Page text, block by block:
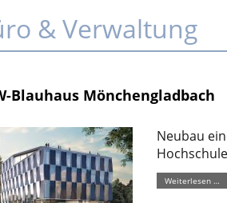
& Verwaltung
Blauhaus Mönchengladbach
Neubau
Weiterlesen …